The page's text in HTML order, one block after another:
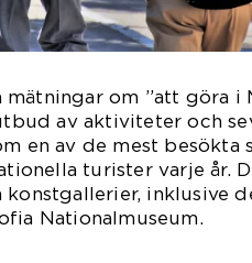
om ”att göra i
av aktiviteter och
en av de mest besökta
turister varje år.
konstgallerier, inklusive
Nationalmuseum.